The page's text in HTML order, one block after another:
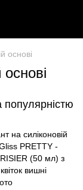
основі
популярністю